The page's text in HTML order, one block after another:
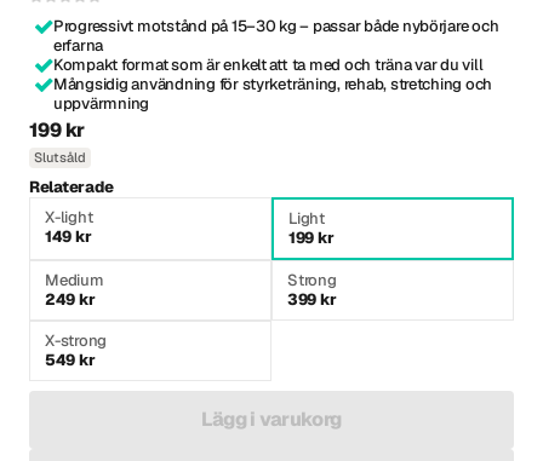
Progressivt motstånd på 15–30 kg – passar både nybörjare och
erfarna
Kompakt format som är enkelt att ta med och träna var du vill
Mångsidig användning för styrketräning, rehab, stretching och
uppvärmning
199 kr
Slutsåld
Relaterade
X-light
149 kr
Light
199 kr
Medium
249 kr
Strong
399 kr
X-strong
549 kr
Lägg i varukorg